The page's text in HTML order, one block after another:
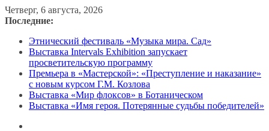
Перейти
к
Четверг, 6 августа, 2026
Последние:
Этнический фестиваль «Музыка мира. Сад»
Выставка Intervals Exhibition запускает
просветительскую программу
Премьера в «Мастерской»: «Преступление и наказание»
с новым курсом Г.М. Козлова
Выставка «Мир флоксов» в Ботаническом
Выставка «Имя героя. Потерянные судьбы победителей»